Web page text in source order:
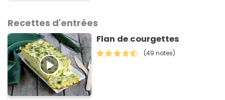
Recettes d'entrées
Flan de courgettes
(49 notes)